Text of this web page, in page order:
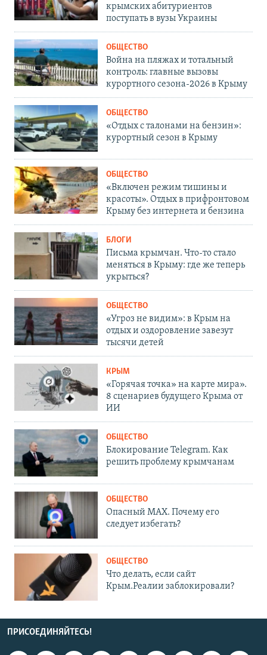
крымских абитуриентов
поступать в вузы Украины
ОБЩЕСТВО
Война на пляжах и тотальный
контроль: главные вызовы
курортного сезона-2026 в Крыму
ОБЩЕСТВО
«Отдых с талонами на бензин»:
курортный сезон в Крыму
ОБЩЕСТВО
«Включен режим тишины и
красоты». Отдых в прифронтовом
Крыму без интернета и бензина
БЛОГИ
Письма крымчан. Что-то стало
меняться в Крыму: где же теперь
укрыться?
ОБЩЕСТВО
«Угроз не видим»: в Крым на
отдых и оздоровление завезут
тысячи детей
КРЫМ
«Горячая точка» на карте мира».
8 сценариев будущего Крыма от
ИИ
ОБЩЕСТВО
Блокирование Telegram. Как
решить проблему крымчанам
ОБЩЕСТВО
Опасный MAX. Почему его
следует избегать?
ОБЩЕСТВО
Что делать, если сайт
Крым.Реалии заблокировали?
ПРИСОЕДИНЯЙТЕСЬ!